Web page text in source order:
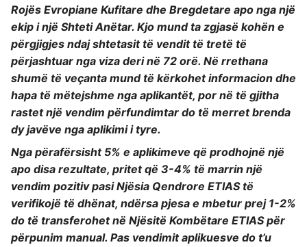
Rojës Evropiane Kufitare dhe Bregdetare apo nga një
ekip i një Shteti Anëtar. Kjo mund ta zgjasë kohën e
përgjigjes ndaj shtetasit të vendit të tretë të
përjashtuar nga viza deri në 72 orë. Në rrethana
shumë të veçanta mund të kërkohet informacion dhe
hapa të mëtejshme nga aplikantët, por në të gjitha
rastet një vendim përfundimtar do të merret brenda
dy javëve nga aplikimi i tyre.
Nga përafërsisht 5% e aplikimeve që prodhojnë një
apo disa rezultate, pritet që 3-4% të marrin një
vendim pozitiv pasi Njësia Qendrore ETIAS të
verifikojë të dhënat, ndërsa pjesa e mbetur prej 1-2%
do të transferohet në Njësitë Kombëtare ETIAS për
përpunim manual. Pas vendimit aplikuesve do t’u